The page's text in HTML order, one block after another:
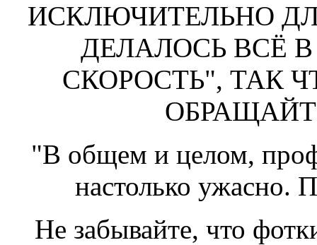
ИСКЛЮЧИТЕЛЬНО
ДЕЛАЛОСЬ ВСЁ
СКОРОСТЬ", ТАК
"В общем и целом,
настолько ужасно.
Не забывайте, что